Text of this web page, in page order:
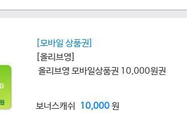
[모바일 상품권]
[올리브영]
올리브영 모바일상품권 10,000원권
보너스캐쉬 10,000원